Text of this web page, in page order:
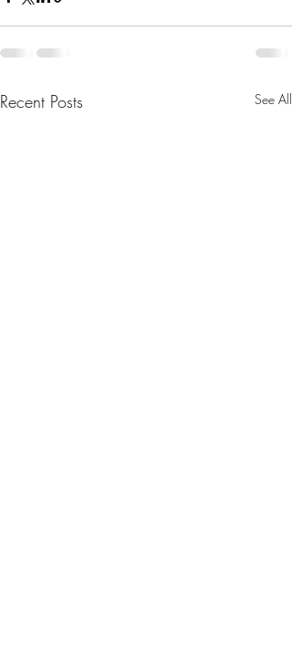
Recent Posts See All